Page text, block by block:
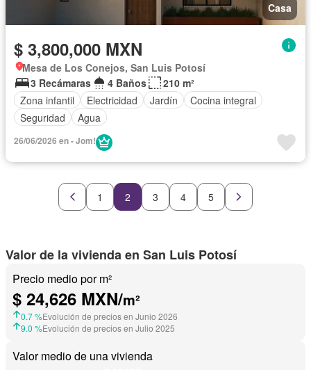
Casa
$ 3,800,000 MXN
Mesa de Los Conejos, San Luis Potosí
3 Recámaras
4 Baños
210 m²
Zona infantil
Electricidad Jardín
Cocina integral
Seguridad
Agua
26/06/2026 en - Jom!
1 2 3 4 5
Valor de la vivienda en San Luis Potosí
Precio medio por m²
$ 24,626 MXN/m²
0.7 %Evolución de precios en Junio 2026
9.0 %Evolución de precios en Julio 2025
Valor medio de una vivienda